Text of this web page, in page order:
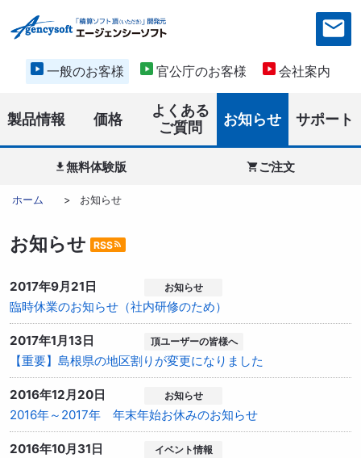
一般のお客様 官公庁のお客様 会社案内
製品情報 価格
よくある
ご質問
お知らせ サポート
 無料体験版  ご注文
ホーム お知らせ
お知らせ RSSrss_feed
2017年9月21日 お知らせ
臨時休業のお知らせ（社内研修のため）
2017年1月13日 頂ユーザーの皆様へ
【重要】島根県の地区割りが変更になりました
2016年12月20日 お知らせ
2016年～2017年 年末年始お休みのお知らせ
2016年10月31日 イベント情報